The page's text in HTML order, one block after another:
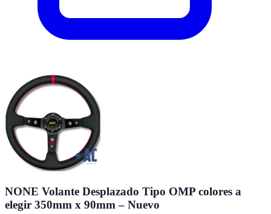
NONE Volante Desplazado Tipo OMP colores a
elegir 350mm x 90mm – Nuevo